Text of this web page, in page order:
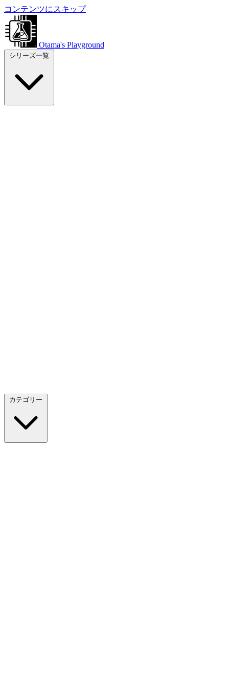
コンテンツにスキップ
Otama's Playground